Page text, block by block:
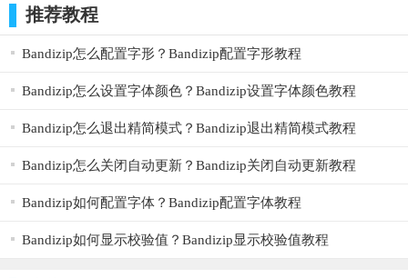
游戏图集，行业资讯等诸多优质内容，你想要的统统满足你;
b、【专业的点评与推荐】
供游戏测评、攻略，让你随时都能体验游戏的多种玩法。
c、【发现全球超棒的手游】
与全球玩家第一时间分享新游戏的体验，每日都会及时同步
更新美国、日本、韩国和港台等地区游戏排行榜和游戏应用;
d、【有态度的游戏交流社区】
推荐教程
Bandizip怎么配置字形？Bandizip配置字形教程
Bandizip怎么设置字体颜色？Bandizip设置字体颜色教程
Bandizip怎么退出精简模式？Bandizip退出精简模式教程
Bandizip怎么关闭自动更新？Bandizip关闭自动更新教程
Bandizip如何配置字体？Bandizip配置字体教程
Bandizip如何显示校验值？Bandizip显示校验值教程